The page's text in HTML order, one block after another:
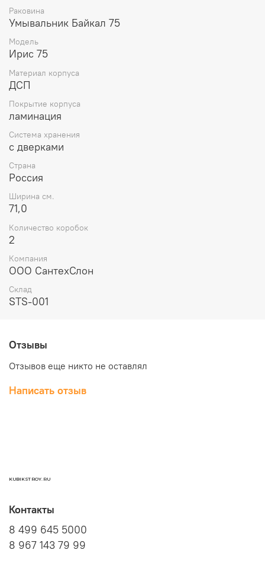
Раковина
Умывальник Байкал 75
Модель
Ирис 75
Материал корпуса
ДСП
Покрытие корпуса
ламинация
Система хранения
с дверками
Страна
Россия
Ширина см.
71,0
Количество коробок
2
Компания
ООО СантехСлон
Склад
STS-001
Отзывы
Отзывов еще никто не оставлял
Написать отзыв
KUBIKSTROY.RU
Контакты
8 499 645 5000
8 967 143 79 99